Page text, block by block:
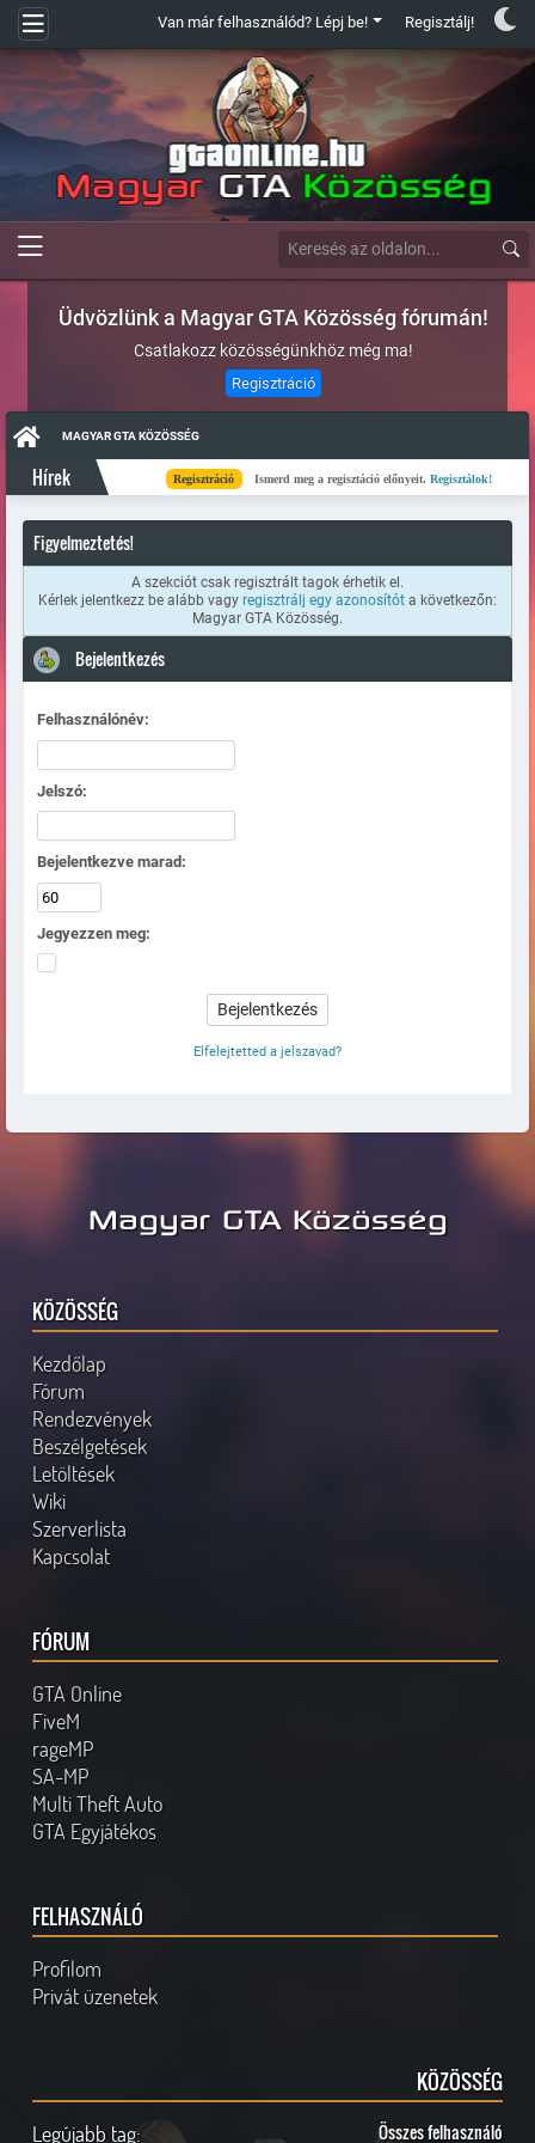
Van már felhasználód? Lépj be! Regisztálj!
Üdvözlünk a Magyar GTA Közösség fórumán!
Csatlakozz közösségünkhöz még ma!
Regisztráció
MAGYAR GTA KÖZÖSSÉG
Hírek Regisztráció Ismerd meg a regisztáció előnyeit.Regisztálok!
Figyelmeztetés!
A szekciót csak regisztrált tagok érhetik el.
Kérlek jelentkezz be alább vagy regisztrálj egy azonosítót a következőn:
Magyar GTA Közösség.
Bejelentkezés
Felhasználónév:
Jelszó:
Bejelentkezve marad:
Jegyezzen meg:
Elfelejtetted a jelszavad?
Magyar GTA Közösség
KÖZÖSSÉG
Kezdőlap
Fórum
Rendezvények
Beszélgetések
Letöltések
Wiki
Szerverlista
Kapcsolat
FÓRUM
GTA Online
FiveM
rageMP
SA-MP
Multi Theft Auto
GTA Egyjátékos
FELHASZNÁLÓ
Profilom
Privát üzenetek
KÖZÖSSÉG
Legújabb tag: Összes felhasználó